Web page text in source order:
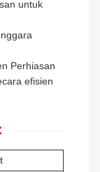
untuk
Perhiasan
efisien